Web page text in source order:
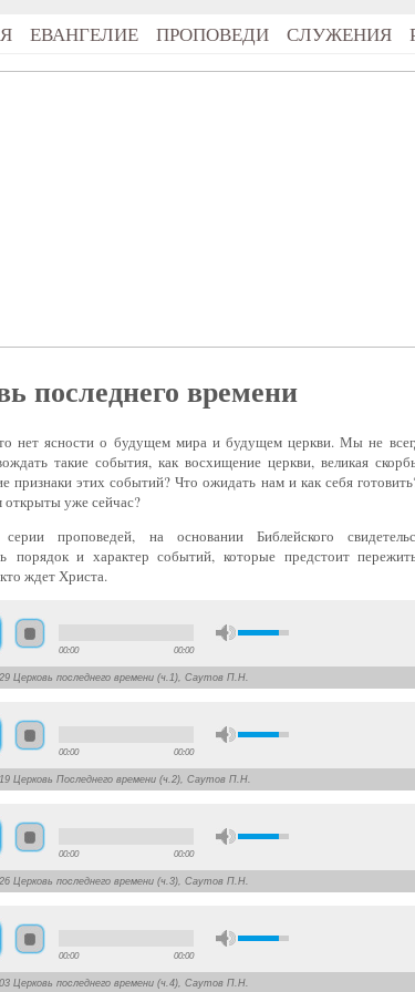
ЕВАНГЕЛИЕ ПРОПОВЕДИ СЛУЖЕНИЯ
последнего времени
нет ясности о будущем мира и будущем церкви. Мы не
такие события, как восхищение церкви, великая
признаки этих событий? Что ожидать нам и как себя
уже сейчас?
проповедей, на основании Библейского
порядок и характер событий, которые предстоит
ждет Христа.
00:00 00:00
Церковь последнего времени (ч.1), Саутов П.Н.
00:00 00:00
Церковь Последнего времени (ч.2), Саутов П.Н.
00:00 00:00
Церковь последнего времени (ч.3), Саутов П.Н.
00:00 00:00
Церковь последнего времени (ч.4), Саутов П.Н.